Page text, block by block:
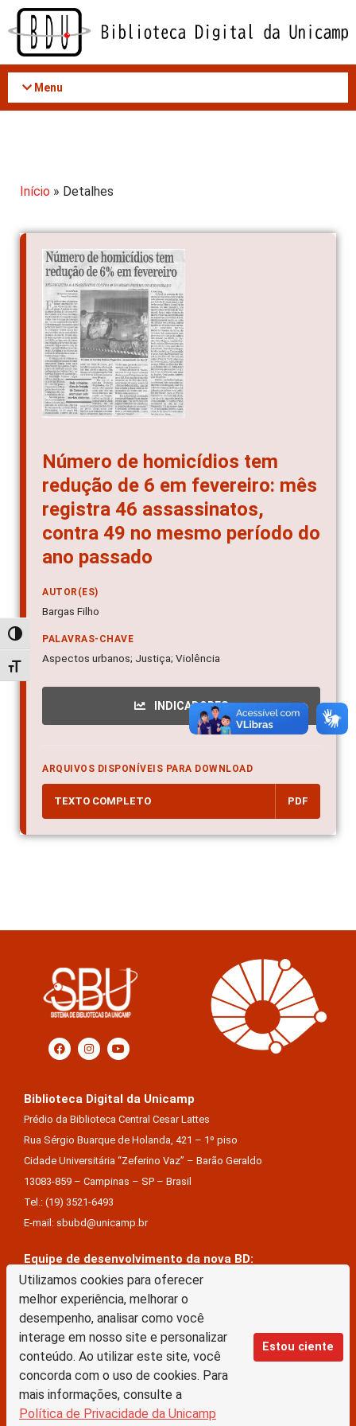
Utilizamos cookies para oferecer
melhor experiência, melhorar o
desempenho, analisar como você
interage em nosso site e personalizar
conteúdo. Ao utilizar este site, você
concorda com o uso de cookies. Para
mais informações, consulte a
Política de Privacidade da Unicamp
Estou ciente
Acessar
conteúdo
Alternar alto contraste
Alternar tamanho da fonte
Menu
Início » Detalhes
Número de homicídios tem
redução de 6 em fevereiro: mês
registra 46 assassinatos,
contra 49 no mesmo período do
ano passado
AUTOR(ES)
Bargas Filho
PALAVRAS-CHAVE
Aspectos urbanos; Justiça; Violência
INDICADORES
ARQUIVOS DISPONÍVEIS PARA DOWNLOAD
TEXTO COMPLETO PDF
Biblioteca Digital da Unicamp
Prédio da Biblioteca Central Cesar Lattes
Rua Sérgio Buarque de Holanda, 421 – 1º piso
Cidade Universitária “Zeferino Vaz” – Barão Geraldo
13083-859 – Campinas – SP – Brasil
Tel.: (19) 3521-6493
E-mail: sbubd@unicamp.br
Equipe de desenvolvimento da nova BD:
Keite Aparecida Duarte
Márcio Vinícius De Jesus Almeida
Saul Victor De Castro E Silva
A Biblioteca Digital da Unicamp está licenciado com uma Licença Creative Commons –
Atribuição Sem Derivações 4.0 Internacional